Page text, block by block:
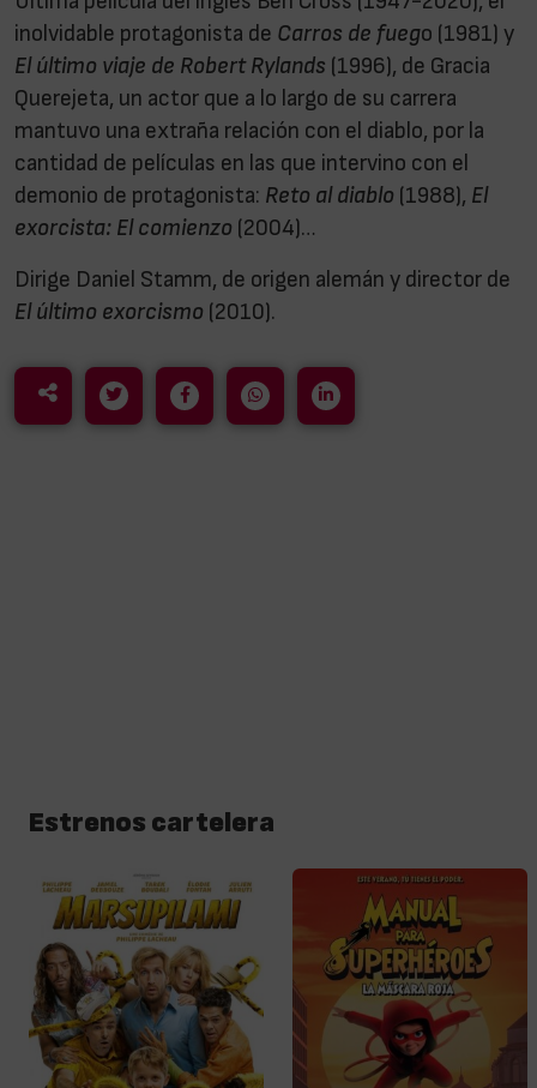
inolvidable protagonista de Carros de fuego (1981) y
El último viaje de Robert Rylands (1996), de Gracia
Querejeta, un actor que a lo largo de su carrera
mantuvo una extraña relación con el diablo, por la
cantidad de películas en las que intervino con el
demonio de protagonista: Reto al diablo (1988), El
exorcista: El comienzo (2004)…
Dirige Daniel Stamm, de origen alemán y director de
El último exorcismo (2010).
Estrenos cartelera